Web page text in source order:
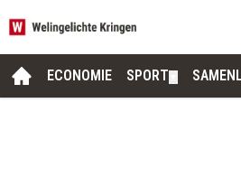
ECONOMIE SPORT